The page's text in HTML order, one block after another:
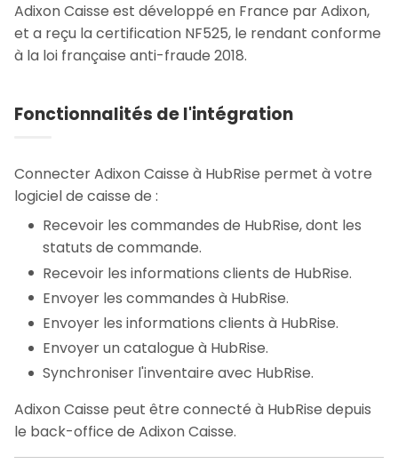
Adixon Caisse est développé en France par Adixon,
et a reçu la certification NF525, le rendant conforme
à la loi française anti-fraude 2018.
Fonctionnalités de l'intégration
Connecter Adixon Caisse à HubRise permet à votre
logiciel de caisse de :
Recevoir les commandes de HubRise, dont les
statuts de commande.
Recevoir les informations clients de HubRise.
Envoyer les commandes à HubRise.
Envoyer les informations clients à HubRise.
Envoyer un catalogue à HubRise.
Synchroniser l'inventaire avec HubRise.
Adixon Caisse peut être connecté à HubRise depuis
le back-office de Adixon Caisse.